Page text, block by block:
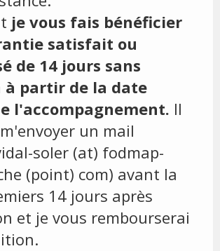
je vous fais bénéficier
satisfait ou
de 14 jours sans
à partir de la date
l'accompagnement. Il
un mail
soler (at) fodmap-
(point) com) avant la
14 jours après
et je vous rembourserai